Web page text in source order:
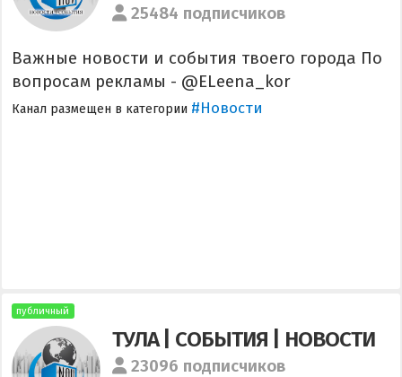
25484 подписчиков
Важные новости и события твоего города По
вопросам рекламы - @ELeena_kor
Канал размещен в категории #Новости
публичный
ТУЛА | СОБЫТИЯ | НОВОСТИ
23096 подписчиков